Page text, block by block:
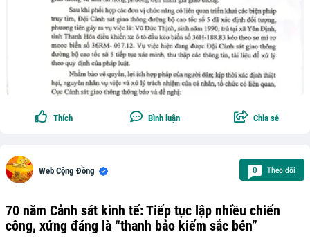
Thích Bình luận Chia sẻ
Web Cộng Đồng 0 Theo dõi
70 năm Cảnh sát kinh tế: Tiếp tục lập nhiều chiến
công, xứng đáng là “thanh bảo kiếm sắc bén”